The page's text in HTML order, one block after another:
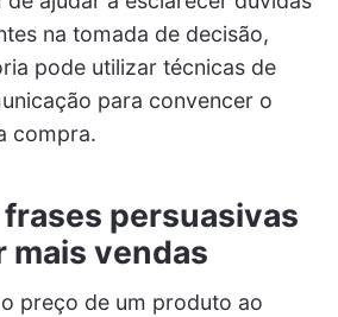
na tomada de decisão,
pode utilizar técnicas de
para convencer o
compra.
persuasivas
mais vendas
preço de um produto ao